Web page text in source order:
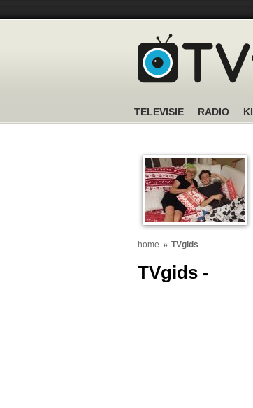
TELEVISIE RADIO
home TVgids
TVgids -